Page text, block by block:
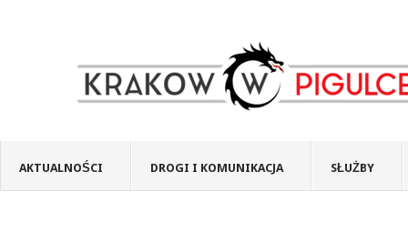
AKTUALNOŚCI DROGI I KOMUNIKACJA SŁUŻBY